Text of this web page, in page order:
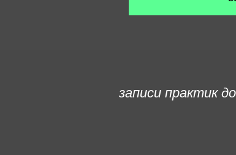
записи практик